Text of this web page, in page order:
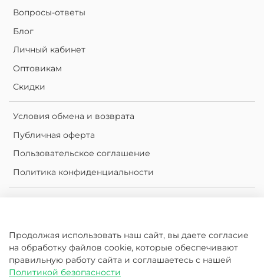
Вопросы-ответы
Блог
Личный кабинет
Оптовикам
Скидки
Условия обмена и возврата
Публичная оферта
Пользовательское соглашение
Политика конфиденциальности
Сравнение
Избранное
Продолжая использовать наш сайт, вы даете согласие
на обработку файлов cookie, которые обеспечивают
правильную работу сайта и соглашаетесь с нашей
Политикой безопасности